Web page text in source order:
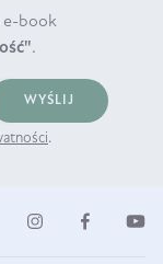
e-book
.
WYŚLIJ
.